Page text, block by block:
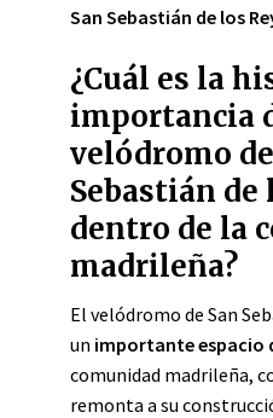
San Sebastián de los
¿Cuál es la
importancia
velódromo
Sebastián de
dentro de la
madrileña?
El velódromo de San
un importante espacio
comunidad madrileña,
remonta a su